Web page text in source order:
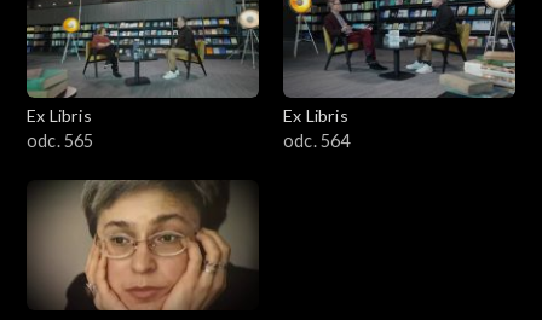
Ex Libris
odc. 565
Ex Libris
odc. 564